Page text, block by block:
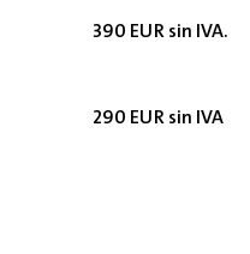
390 EUR sin IVA.
290 EUR sin IVA